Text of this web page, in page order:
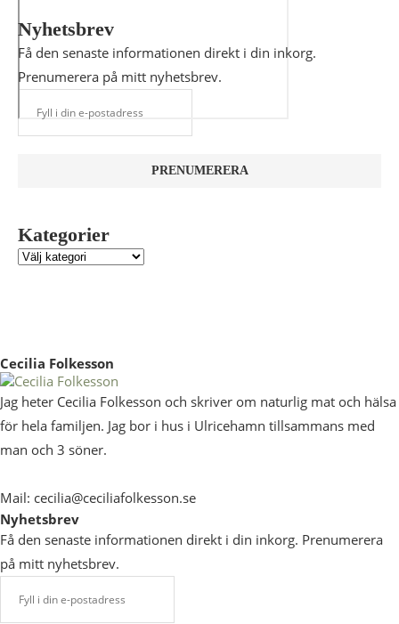
Nyhetsbrev
Få den senaste informationen direkt i din inkorg.
Prenumerera på mitt nyhetsbrev.
Kategorier
Cecilia Folkesson
Jag heter Cecilia Folkesson och skriver om naturlig mat och hälsa
för hela familjen. Jag bor i hus i Ulricehamn tillsammans med
man och 3 söner.
Mail: cecilia@ceciliafolkesson.se
Nyhetsbrev
Få den senaste informationen direkt i din inkorg. Prenumerera
på mitt nyhetsbrev.